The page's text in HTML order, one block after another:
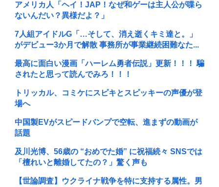
アメリカ人「ヘイ！JAP！なぜ和ゲーは主人公が喋ら
ないんだい？異様だよ？」
7人組アイドルG「…そして、消え逝くキミ達と。」
がデビュー3か月で解散 事務所が事業継続困難なた...
最高に面白い漫画「ハーレム勇者伝説」更新！！！ 騙
されたと思って読んでみろ！！！
トリッカル、コミケにスピキとスピッキーの声優が登
場へ
中国製EVがスピードバンプで空転、進まずの動画が
話題
及川光博、56歳の “おめでた婚” に祝福続々 SNSでは
「檀れいと離婚してたの？」驚く声も
【世論調査】ウクライナ戦争を特に支持する属性。男